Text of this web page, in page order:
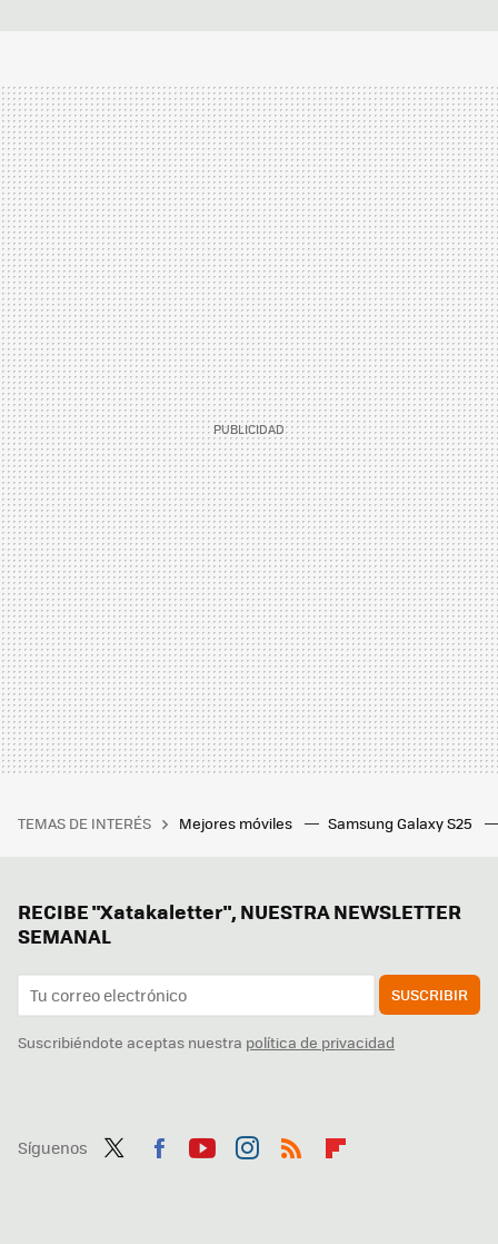
TEMAS DE INTERÉS Mejores móviles Samsung Galaxy S25
RECIBE "Xatakaletter", NUESTRA NEWSLETTER
SEMANAL
SUSCRIBIR
Suscribiéndote aceptas nuestra política de privacidad
Síguenos